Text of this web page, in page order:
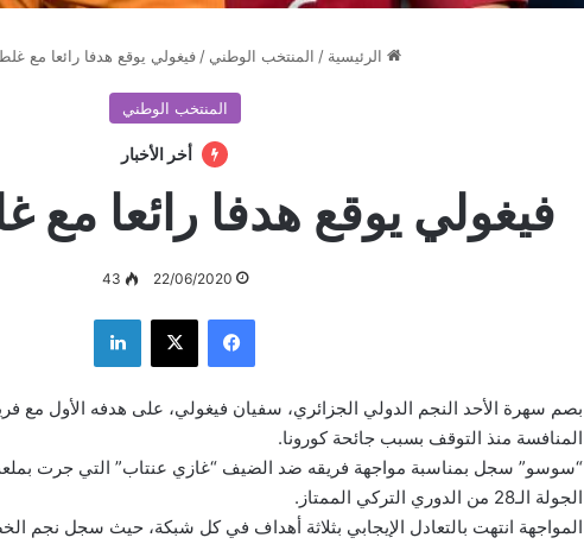
الرئيسية / المنتخب الوطني / فيغولي يوقع هدفا رائعا مع
المنتخب الوطني
أخر الأخبار
فيغولي يوقع هدفا رائعا
22/06/2020
43
فيسبوك ‫X لينكدإن
بصم سهرة الأحد النجم الدولي الجزائري، سفيان فيغولي، على هدفه الأول مع
المنافسة منذ التوقف بسبب جائحة كورونا.
“سوسو” سجل بمناسبة مواجهة فريقه ضد الضيف “غازي عنتاب” التي جرت
الجولة الـ28 من الدوري التركي الممتاز.
المواجهة انتهت بالتعادل الإيجابي بثلاثة أهداف في كل شبكة، حيث سجل نجم